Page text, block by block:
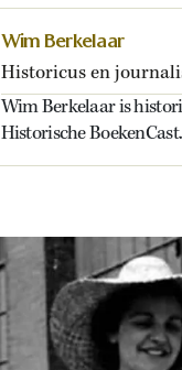
Wim Berkelaar
Historicus en
Wim Berkelaar is
Historische BoekenCast.